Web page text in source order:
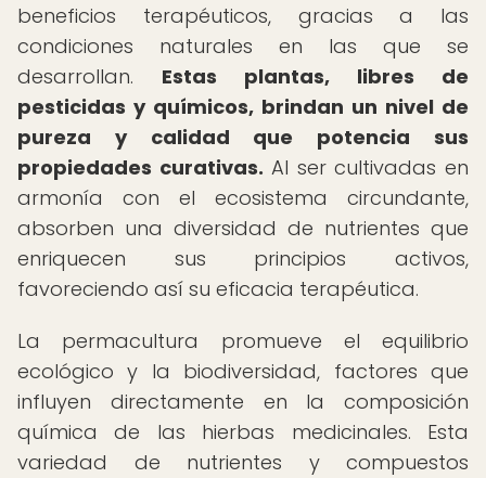
beneficios terapéuticos, gracias a las
condiciones naturales en las que se
desarrollan. Estas plantas, libres de
pesticidas y químicos, brindan un nivel de
pureza y calidad que potencia sus
propiedades curativas. Al ser cultivadas en
armonía con el ecosistema circundante,
absorben una diversidad de nutrientes que
enriquecen sus principios activos,
favoreciendo así su eficacia terapéutica.
La permacultura promueve el equilibrio
ecológico y la biodiversidad, factores que
influyen directamente en la composición
química de las hierbas medicinales. Esta
variedad de nutrientes y compuestos